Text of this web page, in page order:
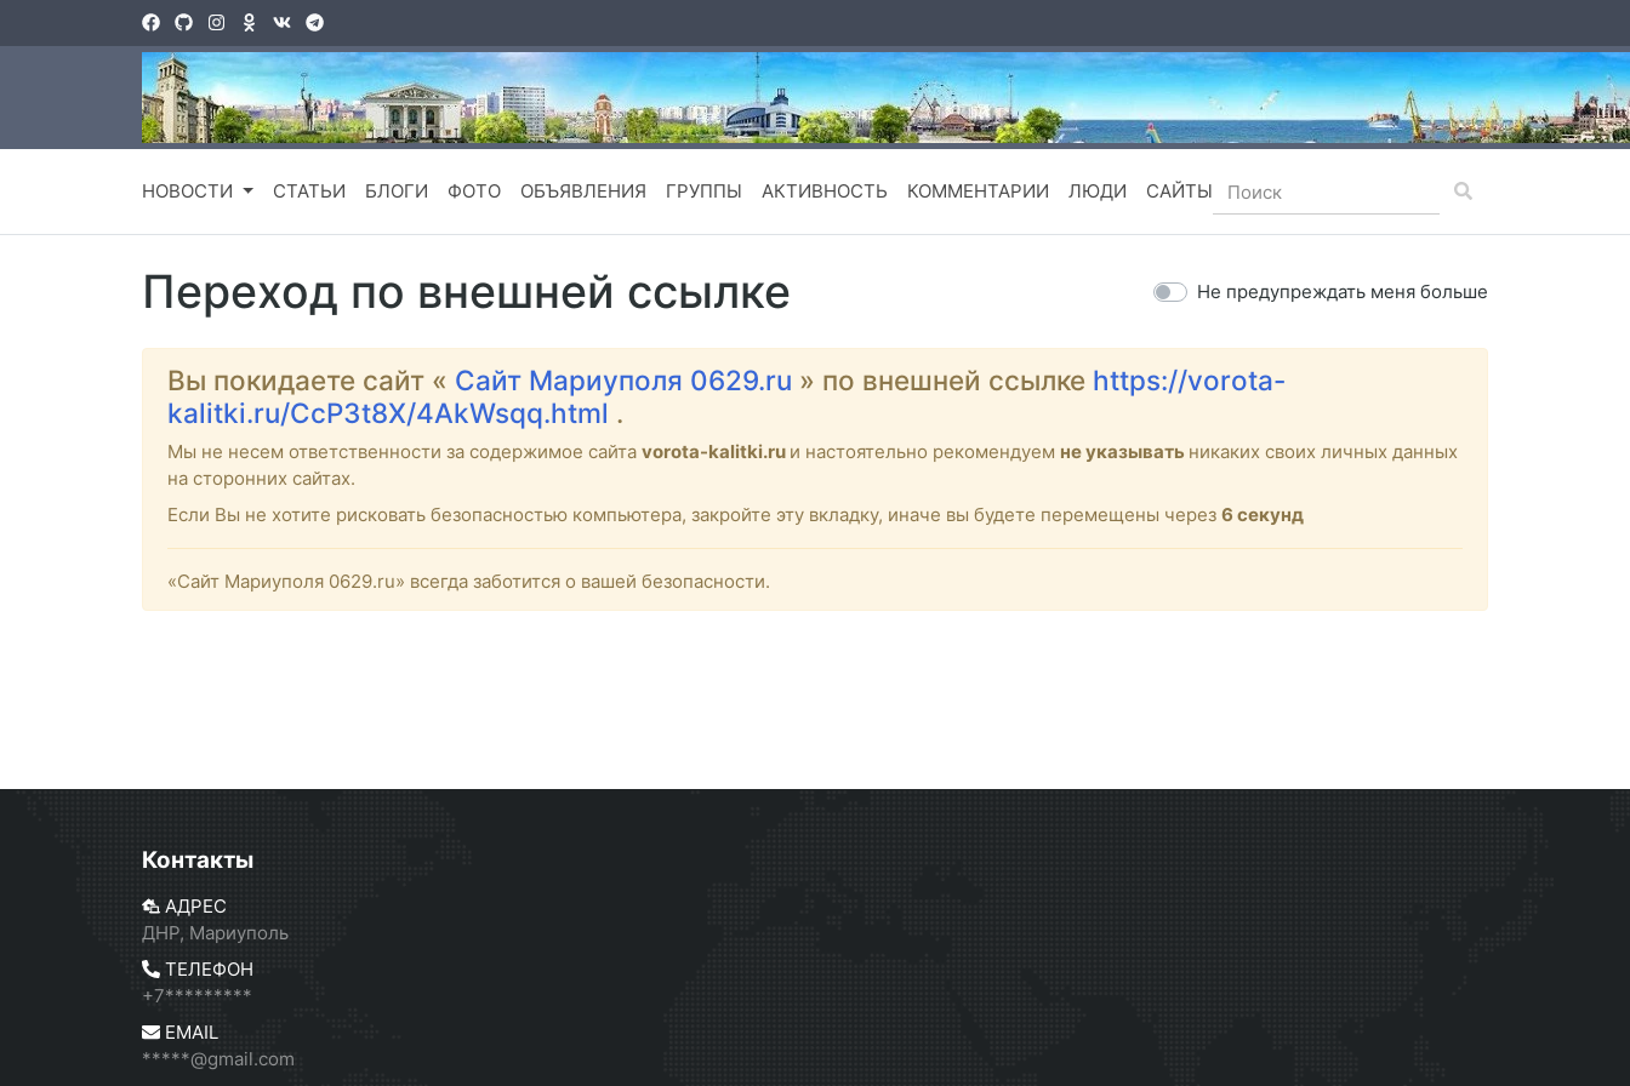
НОВОСТИ СТАТЬИ БЛОГИ ФОТО ОБЪЯВЛЕНИЯ ГРУППЫ АКТИВНОСТЬ КОММЕНТАРИИ ЛЮДИ САЙТЫ
Переход по внешней ссылке Не предупреждать меня больше
Вы покидаете сайт « Сайт Мариуполя 0629.ru » по внешней ссылке https://vorota-
kalitki.ru/CcP3t8X/4AkWsqq.html .
Мы не несем ответственности за содержимое сайта vorota-kalitki.ru и настоятельно рекомендуем не указывать никаких своих личных данных
на сторонних сайтах.
Если Вы не хотите рисковать безопасностью компьютера, закройте эту вкладку, иначе вы будете перемещены через 6 секунд
«Сайт Мариуполя 0629.ru» всегда заботится о вашей безопасности.
Контакты
АДРЕС
ДНР, Мариуполь
ТЕЛЕФОН
+7*********
EMAIL
*****@gmail.com